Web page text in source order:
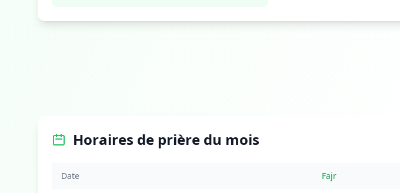
Horaires de prière du mois
Date Fajr